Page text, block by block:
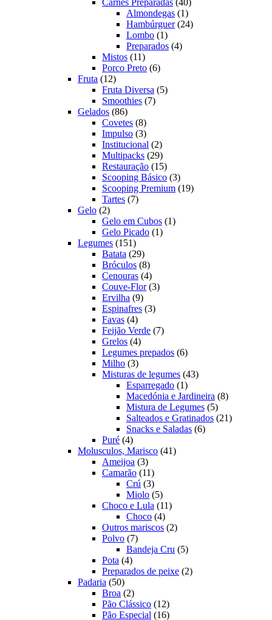
Carnes Preparadas 40
produtos
Almondegas 11
produto
Hambúrguer 2424
Lombo 11
produto
Preparados 44
Mistos 1111
produtos
Porco Preto 66
Fruta 1212
produtos
Fruta Diversa 55
Smoothies 77
Gelados 8686
produtos
Covetes 88
produtos
Impulso 33
produtos
Institucional 22
produtos
Multipacks 2929
produtos
Restauração 1515
produtos
Scooping Básico 33
produtos
Scooping Premium 1919
Tartes 77
Gelo 22
produtos
Gelo em Cubos 11
Gelo Picado 11
Legumes 151151
produtos
Batata 2929
produtos
Bróculos 88
produtos
Cenouras 44
produtos
Couve-Flor 33
Ervilha 99
produtos
Espinafres 33
Favas 44
produtos
Feijão Verde 77
Grelos 44
produtos
Legumes prepados 66
Milho 33
produtos
Misturas de legumes 4343
Esparregado 11
produto
Macedónia e Jardineira 88
Mistura de Legumes 55
produtos
Salteados e Gratinados 2121
Snacks e Saladas 66
Puré 44
produtos
Molusculos, Marisco 4141
Ameijoa 33
produtos
Camarão 1111
produtos
Crú 33
produtos
Miolo 55
produtos
Choco e Lula 1111
Choco 44
produtos
Outros mariscos 22
Polvo 77
produtos
Bandeja Cru 55
Pota 44
produtos
Preparados de peixe 22
Padaria 5050
produtos
Broa 22
produtos
Pão Clássico 1212
produtos
Pão Especial 1616